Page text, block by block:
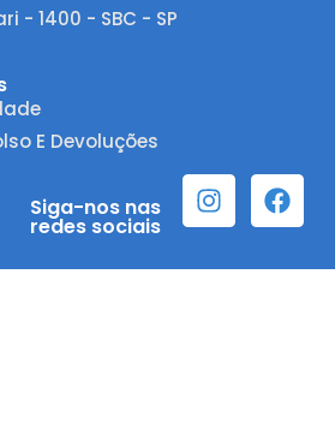
- 1400 - SBC - SP
E Devoluções
Siga-nos nas
redes sociais